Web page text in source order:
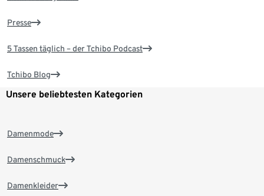
Presse
5 Tassen täglich – der Tchibo Podcast
Tchibo Blog
Unsere beliebtesten Kategorien
Damenmode
Damenschmuck
Damenkleider